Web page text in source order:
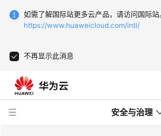
如需了解国际站更多云产品，请访问国际站
https://www.huaweicloud.com/intl/
不再显示此消息
安全与治理